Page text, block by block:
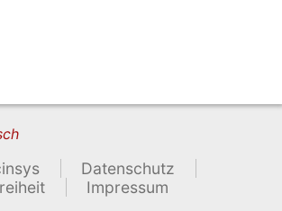
Datenschutz
Impressum